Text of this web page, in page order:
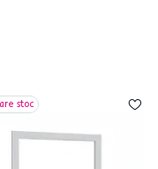
stoc